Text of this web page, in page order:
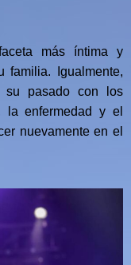
más íntima y
familia. Igualmente,
su pasado con los
la enfermedad y el
nuevamente en el